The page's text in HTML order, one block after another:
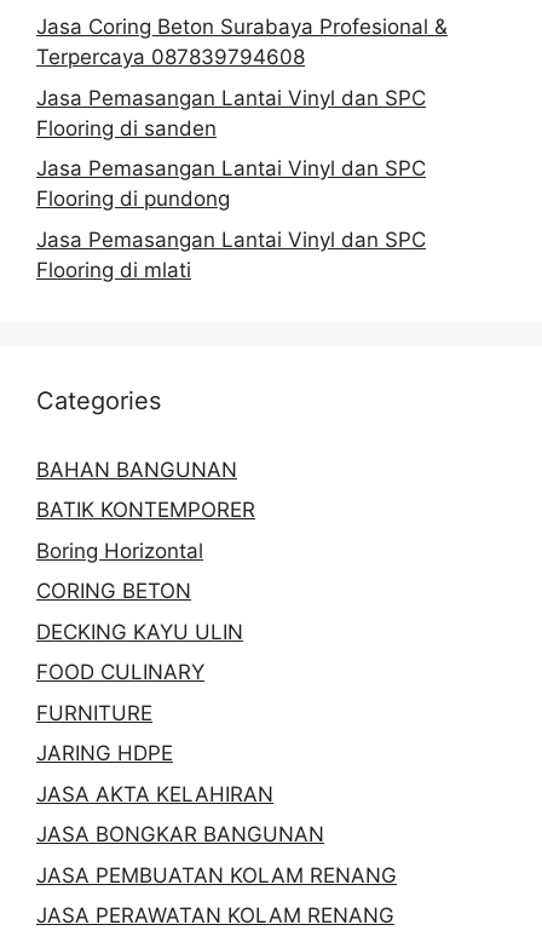
Jasa Coring Beton Surabaya Profesional &
Terpercaya 087839794608
Jasa Pemasangan Lantai Vinyl dan SPC
Flooring di sanden
Jasa Pemasangan Lantai Vinyl dan SPC
Flooring di pundong
Jasa Pemasangan Lantai Vinyl dan SPC
Flooring di mlati
Categories
BAHAN BANGUNAN
BATIK KONTEMPORER
Boring Horizontal
CORING BETON
DECKING KAYU ULIN
FOOD CULINARY
FURNITURE
JARING HDPE
JASA AKTA KELAHIRAN
JASA BONGKAR BANGUNAN
JASA PEMBUATAN KOLAM RENANG
JASA PERAWATAN KOLAM RENANG